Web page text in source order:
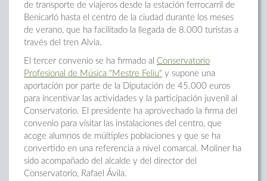
de transporte de viajeros desde la estación ferrocarril de
Benicarló hasta el centro de la ciudad durante los meses
de verano, que ha facilitado la llegada de 8.000 turistas a
través del tren Alvia.
El tercer convenio se ha firmado al Conservatorio
Profesional de Música "Mestre Feliu" y supone una
aportación por parte de la Diputación de 45.000 euros
para incentivar las actividades y la participación juvenil al
Conservatorio. El presidente ha aprovechado la firma del
convenio para visitar las instalaciones del centro, que
acoge alumnos de múltiples poblaciones y que se ha
convertido en una referencia a nivel comarcal. Moliner ha
sido acompañado del alcalde y del director del
Conservatorio, Rafael Ávila.